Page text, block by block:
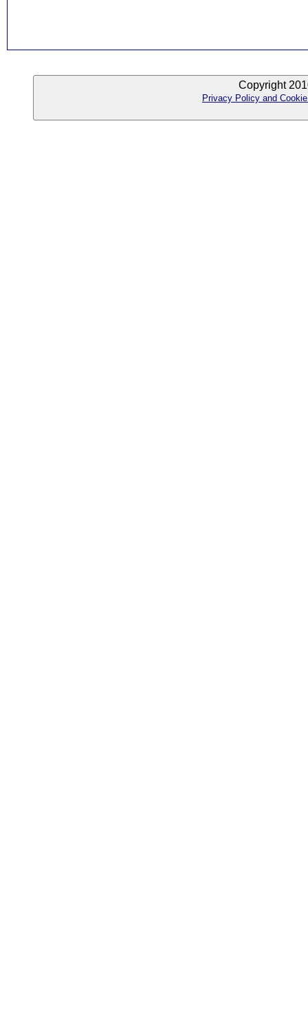
Copyright
Privacy Policy and